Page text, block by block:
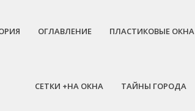
ОГЛАВЛЕНИЕ ПЛАСТИКОВЫЕ ОКНА
СЕТКИ +НА ОКНА ТАЙНЫ ГОРОДА